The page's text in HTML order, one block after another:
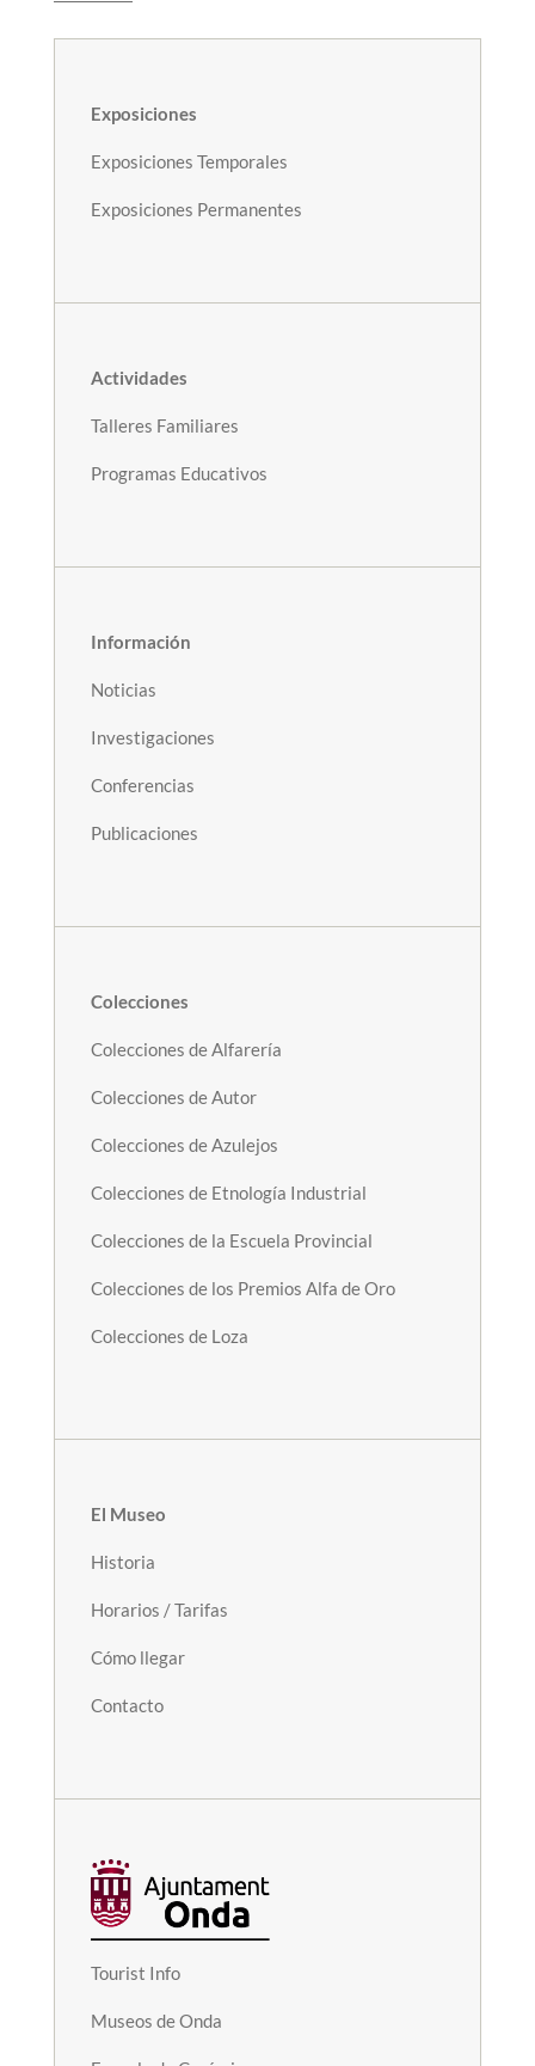
Exposiciones
Exposiciones Temporales
Exposiciones Permanentes
Actividades
Talleres Familiares
Programas Educativos
Información
Noticias
Investigaciones
Conferencias
Publicaciones
Colecciones
Colecciones de Alfarería
Colecciones de Autor
Colecciones de Azulejos
Colecciones de Etnología Industrial
Colecciones de la Escuela Provincial
Colecciones de los Premios Alfa de Oro
Colecciones de Loza
El Museo
Historia
Horarios / Tarifas
Cómo llegar
Contacto
Tourist Info
Museos de Onda